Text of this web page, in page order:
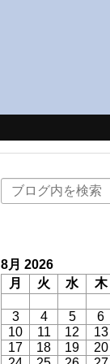
8月 2026
月
火 水 木
3
4 5 6
10
11 12 13
17
18 19 20